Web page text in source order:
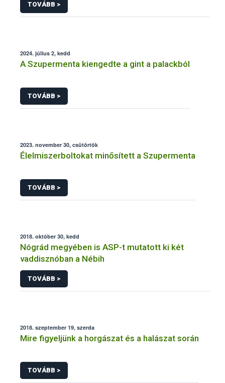
TOVÁBB >
2024. július 2, kedd
A Szupermenta kiengedte a gint a palackból
TOVÁBB >
2023. november 30, csütörtök
Élelmiszerboltokat minősített a Szupermenta
TOVÁBB >
2018. október 30, kedd
Nógrád megyében is ASP-t mutatott ki két
vaddisznóban a Nébih
TOVÁBB >
2018. szeptember 19, szerda
Mire figyeljünk a horgászat és a halászat során
TOVÁBB >